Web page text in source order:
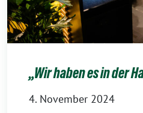
„Wir haben es in der
4. November 2024